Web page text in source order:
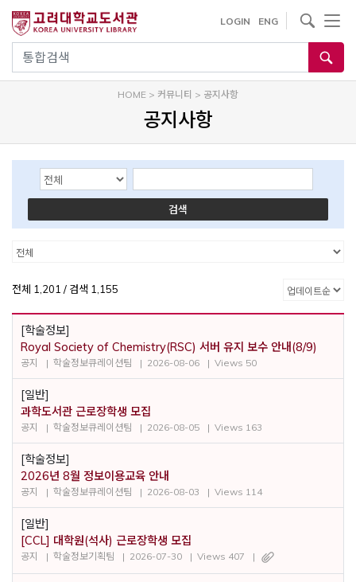
건
기
통합검색
LOGIN ENG
사이트내 검색
HOME > 커뮤니티 > 공지사항
공지사항
Search Options
검색
카테고리
전체 1,201 / 검색 1,155 카테고리
[학술정보]
Royal Society of Chemistry(RSC) 서버 유지 보수 안내(8/9)
공지 학술정보큐레이션팀 2026-08-06 Views 50
[일반]
과학도서관 근로장학생 모집
공지 학술정보큐레이션팀 2026-08-05 Views 163
[학술정보]
2026년 8월 정보이용교육 안내
공지 학술정보큐레이션팀 2026-08-03 Views 114
[일반]
[CCL] 대학원(석사) 근로장학생 모집
공지 학술정보기획팀 2026-07-30 Views 407